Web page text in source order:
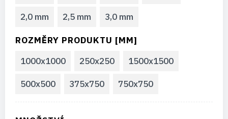
2,0 mm 2,5 mm 3,0 mm
ROZMĚRY PRODUKTU [MM]
1000x1000
250x250 1500x1500
500x500 375x750 750x750